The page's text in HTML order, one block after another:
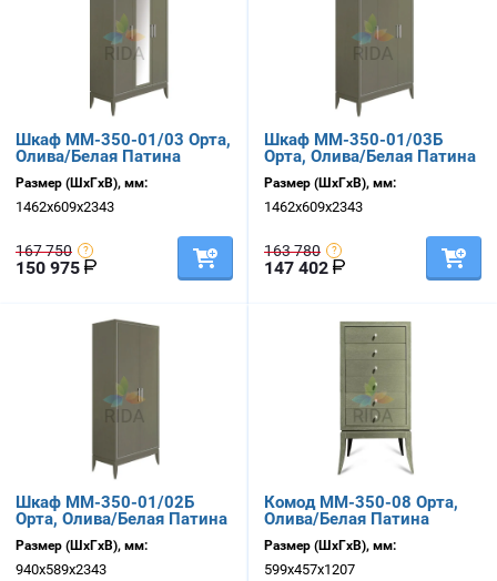
Шкаф ММ-350-01/03 Орта,
Олива/Белая Патина
Размер (ШхГхВ), мм:
1462х609х2343
167 750
150 975
Шкаф ММ-350-01/03Б
Орта, Олива/Белая Патина
Размер (ШхГхВ), мм:
1462х609х2343
163 780
147 402
Шкаф ММ-350-01/02Б
Орта, Олива/Белая Патина
Размер (ШхГхВ), мм:
940х589х2343
Комод ММ-350-08 Орта,
Олива/Белая Патина
Размер (ШхГхВ), мм:
599х457х1207